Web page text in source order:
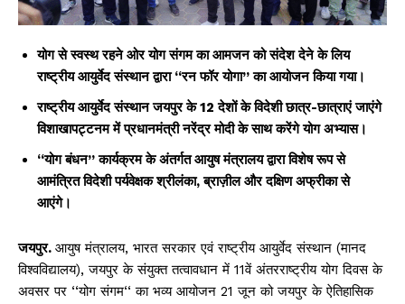
योग से स्वस्थ रहने ओर योग संगम का आमजन को संदेश देने के लिय
राष्ट्रीय आयुर्वेद संस्थान द्वारा “रन फॉर योगा” का आयोजन किया गया।
राष्ट्रीय आयुर्वेद संस्थान जयपुर के 12 देशों के विदेशी छात्र-छात्राएं जाएंगे
विशाखापट्टनम में प्रधानमंत्री नरेंद्र मोदी के साथ करेंगे योग अभ्यास।
“योग बंधन” कार्यक्रम के अंतर्गत आयुष मंत्रालय द्वारा विशेष रूप से
आमंत्रित विदेशी पर्यवेक्षक श्रीलंका, ब्राज़ील और दक्षिण अफ्रीका से
आएंगे।
जयपुर. आयुष मंत्रालय, भारत सरकार एवं राष्ट्रीय आयुर्वेद संस्थान (मानद
विश्वविद्यालय), जयपुर के संयुक्त तत्वावधान में 11वें अंतरराष्ट्रीय योग दिवस के
अवसर पर ‘‘योग संगम‘‘ का भव्य आयोजन 21 जून को जयपुर के ऐतिहासिक